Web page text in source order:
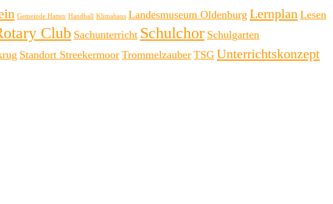
Gemeinde Hatten Handball Klimahaus Landesmuseum Oldenburg Lernplan Lesen
Club Sachunterricht Schulchor Schulgarten
Standort Streekermoor Trommelzauber TSG Unterrichtskonzept